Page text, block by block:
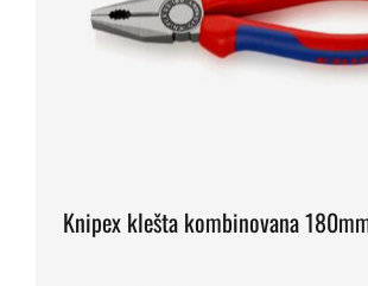
Knipex klešta kombinovana